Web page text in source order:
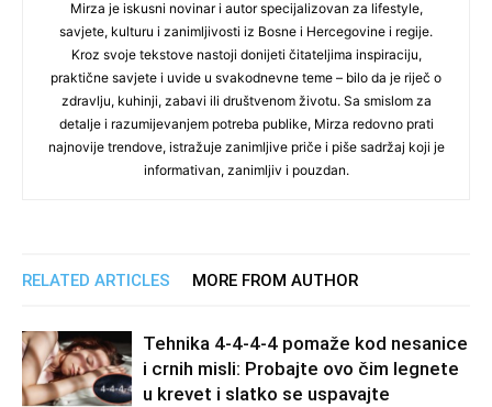
Mirza je iskusni novinar i autor specijalizovan za lifestyle,
savjete, kulturu i zanimljivosti iz Bosne i Hercegovine i regije.
Kroz svoje tekstove nastoji donijeti čitateljima inspiraciju,
praktične savjete i uvide u svakodnevne teme – bilo da je riječ o
zdravlju, kuhinji, zabavi ili društvenom životu. Sa smislom za
detalje i razumijevanjem potreba publike, Mirza redovno prati
najnovije trendove, istražuje zanimljive priče i piše sadržaj koji je
informativan, zanimljiv i pouzdan.
RELATED ARTICLES MORE FROM AUTHOR
Tehnika 4-4-4-4 pomaže kod nesanice
i crnih misli: Probajte ovo čim legnete
u krevet i slatko se uspavajte